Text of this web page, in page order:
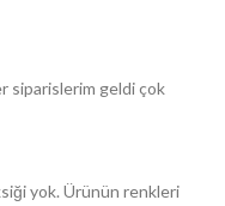
siparislerim geldi çok
yok. Ürünün renkleri